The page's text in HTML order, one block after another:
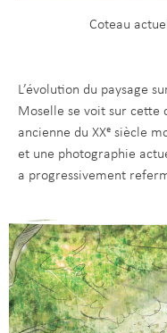
Coteau
L’évolution du paysage
Moselle se voit sur cette
ancienne du XXᵉ siècle
et une photographie
a progressivement